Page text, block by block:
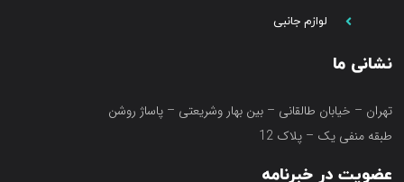
لوازم جانبی
نشانی ما
تهران – خیابان طالقانی – بین بهار وشریعتی – پاساژ روشن
طبقه منفی یک – پلاک 12
عضویت در خبرنامه